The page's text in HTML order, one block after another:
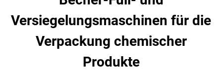
Versiegelungsmaschinen für die
Verpackung chemischer
Produkte